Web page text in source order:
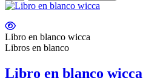
Libro en blanco wicca
Libros en blanco
Libro en blanco wicca